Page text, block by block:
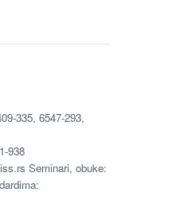
335, 6547-293,
938
Seminari, obuke: